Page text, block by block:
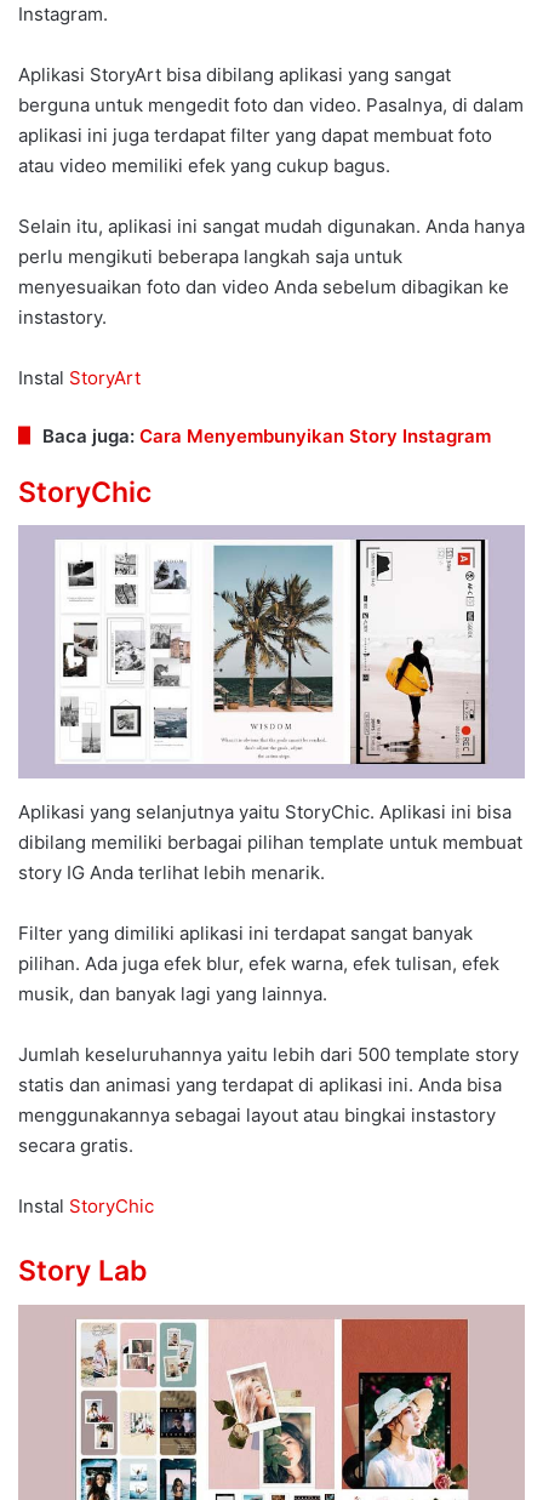
Instagram.
Aplikasi StoryArt bisa dibilang aplikasi yang sangat
berguna untuk mengedit foto dan video. Pasalnya, di dalam
aplikasi ini juga terdapat filter yang dapat membuat foto
atau video memiliki efek yang cukup bagus.
Selain itu, aplikasi ini sangat mudah digunakan. Anda hanya
perlu mengikuti beberapa langkah saja untuk
menyesuaikan foto dan video Anda sebelum dibagikan ke
instastory.
Instal StoryArt
Baca juga: Cara Menyembunyikan Story Instagram
StoryChic
Aplikasi yang selanjutnya yaitu StoryChic. Aplikasi ini bisa
dibilang memiliki berbagai pilihan template untuk membuat
story IG Anda terlihat lebih menarik.
Filter yang dimiliki aplikasi ini terdapat sangat banyak
pilihan. Ada juga efek blur, efek warna, efek tulisan, efek
musik, dan banyak lagi yang lainnya.
Jumlah keseluruhannya yaitu lebih dari 500 template story
statis dan animasi yang terdapat di aplikasi ini. Anda bisa
menggunakannya sebagai layout atau bingkai instastory
secara gratis.
Instal StoryChic
Story Lab